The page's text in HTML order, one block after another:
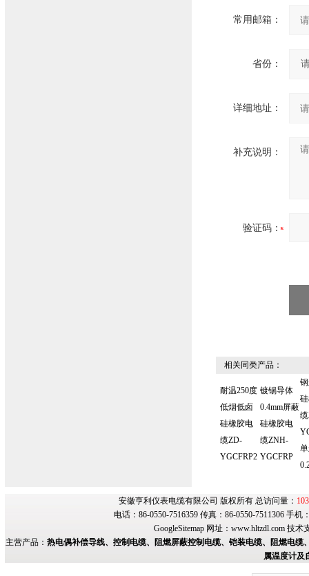
常用邮箱：
省份：
详细地址：
补充说明：
验证码：
相关同类产品：
耐温250度
低烟低卤
硅橡胶电
缆ZD-
YGCFRP2
镀锡导体
0.4mm屏蔽
硅橡胶电
缆ZNH-
YGCFRP
安徽亨利仪表电缆有限公司 版权所有 总访问量：
电话：86-0550-7516359 传真：86-0550-7511306 手
GoogleSitemap网址： www.hltzdl.com技术
主营产品： 热电偶补偿导线、控制电缆、阻燃屏蔽控制电缆、铠装电缆、阻燃电
属温度计及